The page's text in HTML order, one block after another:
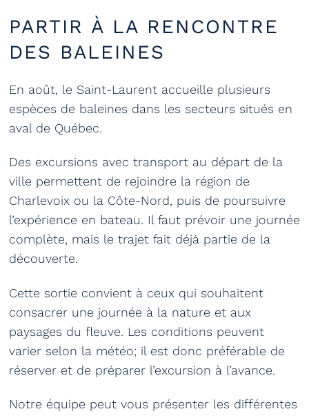
PARTIR À LA RENCONTRE
DES BALEINES
En août, le Saint-Laurent accueille plusieurs
espèces de baleines dans les secteurs situés en
aval de Québec.
Des excursions avec transport au départ de la
ville permettent de rejoindre la région de
Charlevoix ou la Côte-Nord, puis de poursuivre
l’expérience en bateau. Il faut prévoir une journée
complète, mais le trajet fait déjà partie de la
découverte.
Cette sortie convient à ceux qui souhaitent
consacrer une journée à la nature et aux
paysages du fleuve. Les conditions peuvent
varier selon la météo; il est donc préférable de
réserver et de préparer l’excursion à l’avance.
Notre équipe peut vous présenter les différentes